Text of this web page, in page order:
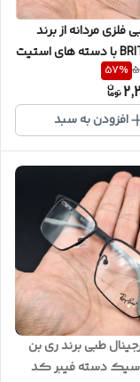
مردانه از برند
BRIT DANIEL با دسته های استیت
به همراه پک
امکان سفارش ساخت
57%
افزودن به سبد
طبی برند ری بن
دسته فیبر کد